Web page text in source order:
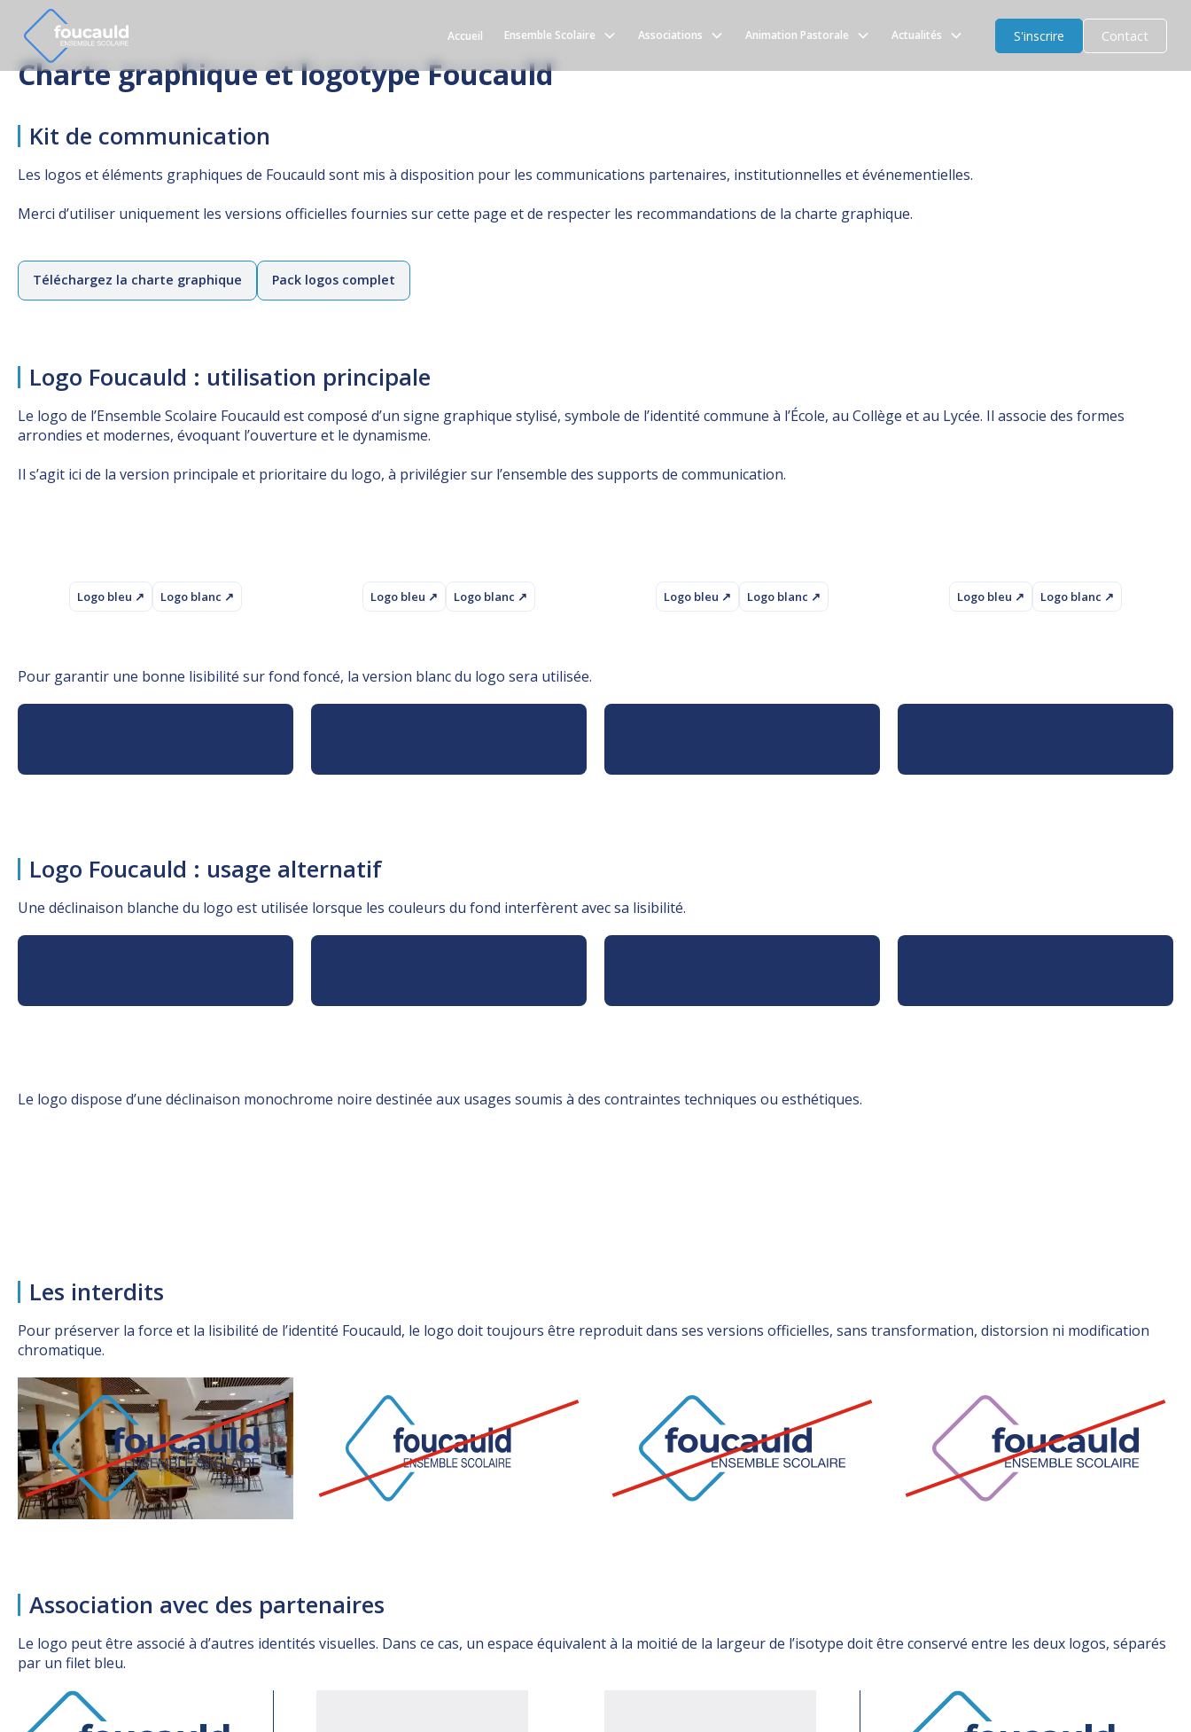
Accueil Ensemble Scolaire Associations Animation Pastorale Actualités S'inscrire Contact
Ensemble Scolaire
Charte graphique et logotype Foucauld
Kit de communication
Les logos et éléments graphiques de Foucauld sont mis à disposition pour les communications partenaires, institutionnelles et événementielles.
Merci d’utiliser uniquement les versions officielles fournies sur cette page et de respecter les recommandations de la charte graphique.
Téléchargez la charte graphique Pack logos complet
Logo Foucauld : utilisation principale
Le logo de l’Ensemble Scolaire Foucauld est composé d’un signe graphique stylisé, symbole de l’identité commune à l’École, au Collège et au Lycée. Il associe des formes
arrondies et modernes, évoquant l’ouverture et le dynamisme.
Il s’agit ici de la version principale et prioritaire du logo, à privilégier sur l’ensemble des supports de communication.
Logo bleu ↗ Logo blanc ↗ Logo bleu ↗ Logo blanc ↗ Logo bleu ↗ Logo blanc ↗ Logo bleu ↗ Logo blanc ↗
Pour garantir une bonne lisibilité sur fond foncé, la version blanc du logo sera utilisée.
Logo Foucauld : usage alternatif
Une déclinaison blanche du logo est utilisée lorsque les couleurs du fond interfèrent avec sa lisibilité.
Le logo dispose d’une déclinaison monochrome noire destinée aux usages soumis à des contraintes techniques ou esthétiques.
Les interdits
Pour préserver la force et la lisibilité de l’identité Foucauld, le logo doit toujours être reproduit dans ses versions officielles, sans transformation, distorsion ni modification
chromatique.
Association avec des partenaires
Le logo peut être associé à d’autres identités visuelles. Dans ce cas, un espace équivalent à la moitié de la largeur de l’isotype doit être conservé entre les deux logos, séparés
par un filet bleu.